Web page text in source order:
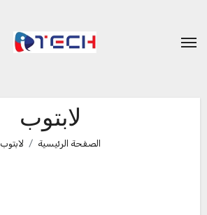
المحتوى
لابتوب
الصفحة الرئيسية لابتوب